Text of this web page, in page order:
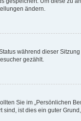
ändern.
während dieser
gezählt.
Sie im „Persönlichen
ist dies ein guter Grund,